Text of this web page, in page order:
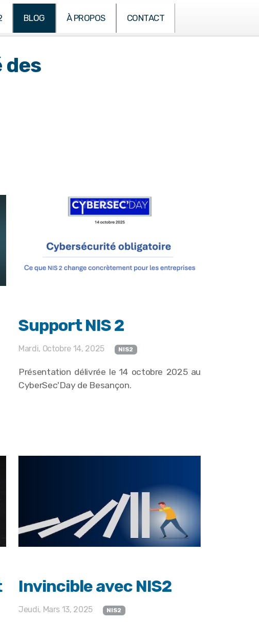
BLOG À PROPOS CONTACT
des
Support NIS 2
Mardi, Octobre 14, 2025 NIS2
Présentation délivrée le 14 octobre 2025 au
CyberSec'Day de Besançon.
Invincible avec NIS2
Jeudi, Mars 13, 2025 NIS2